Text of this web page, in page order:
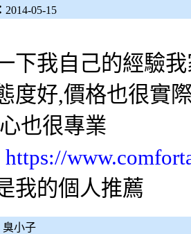
2014-05-15
下我自己的經驗
度好,價格也很實
也很專業
https://
我的個人推薦
臭小子